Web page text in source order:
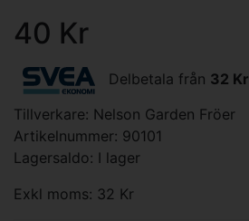
40 Kr
Delbetala från 32 Kr
Tillverkare: Nelson Garden Fröer
Artikelnummer: 90101
Lagersaldo: I lager
Exkl moms: 32 Kr